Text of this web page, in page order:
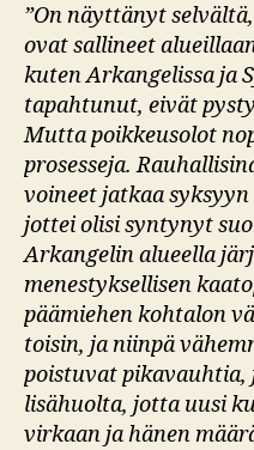
”On näyttänyt
ovat sallineet
kuten Arkangelissa ja
tapahtunut, eivät
Mutta poikkeusolot
prosesseja.
voineet jatkaa
jottei olisi syntynyt
Arkangelin alueella
menestyksellisen
päämiehen kohtalon
toisin, ja niinpä
poistuvat
lisähuolta, jotta uusi
virkaan ja hänen